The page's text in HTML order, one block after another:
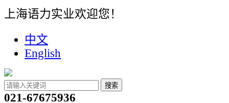
上海语力实业欢迎您！
中文
English
搜索
021-67675936